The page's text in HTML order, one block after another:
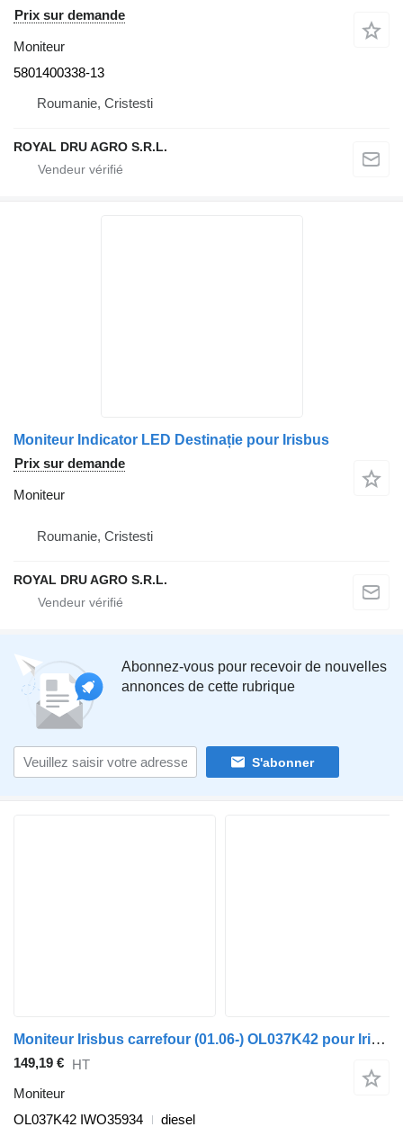
Prix sur demande
Moniteur
5801400338-13
Roumanie, Cristesti
ROYAL DRU AGRO S.R.L.
Moniteur Indicator LED Destinație pour Irisbus
Prix sur demande
Moniteur
Roumanie, Cristesti
ROYAL DRU AGRO S.R.L.
Abonnez-vous pour recevoir de nouvelles
annonces de cette rubrique
S'abonner
Moniteur Irisbus carrefour (01.06-) OL037K42 pour Irisbus Arway, Crossway, Crealis, Magelys, Proway, Daily Tourys (2006-)
149,19 € HT
Moniteur
OL037K42 IWO35934
diesel